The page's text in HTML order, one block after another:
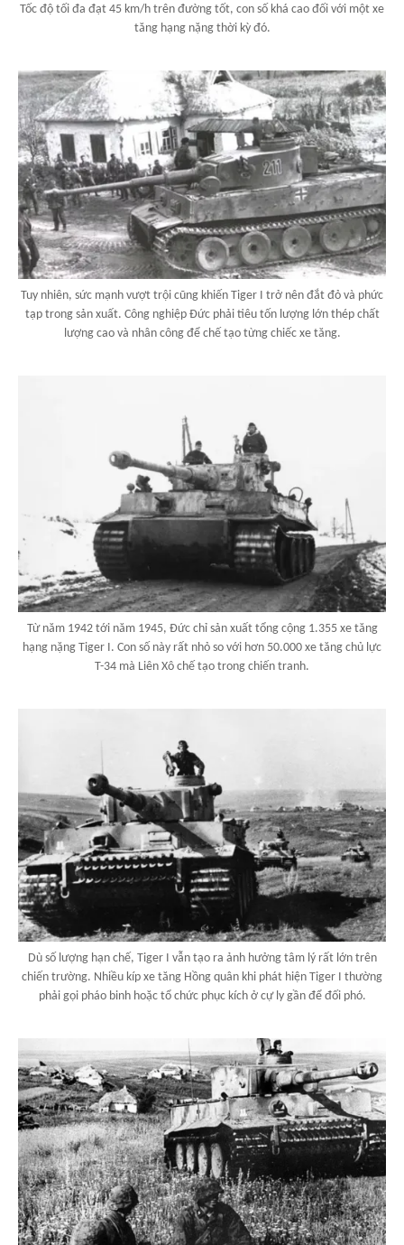
Tốc độ tối đa đạt 45 km/h trên đường tốt, con số khá cao đối với một xe
tăng hạng nặng thời kỳ đó.
Tuy nhiên, sức mạnh vượt trội cũng khiến Tiger I trở nên đắt đỏ và phức
tạp trong sản xuất. Công nghiệp Đức phải tiêu tốn lượng lớn thép chất
lượng cao và nhân công để chế tạo từng chiếc xe tăng.
Từ năm 1942 tới năm 1945, Đức chỉ sản xuất tổng cộng 1.355 xe tăng
hạng nặng Tiger I. Con số này rất nhỏ so với hơn 50.000 xe tăng chủ lực
T-34 mà Liên Xô chế tạo trong chiến tranh.
Dù số lượng hạn chế, Tiger I vẫn tạo ra ảnh hưởng tâm lý rất lớn trên
chiến trường. Nhiều kíp xe tăng Hồng quân khi phát hiện Tiger I thường
phải gọi pháo binh hoặc tổ chức phục kích ở cự ly gần để đối phó.